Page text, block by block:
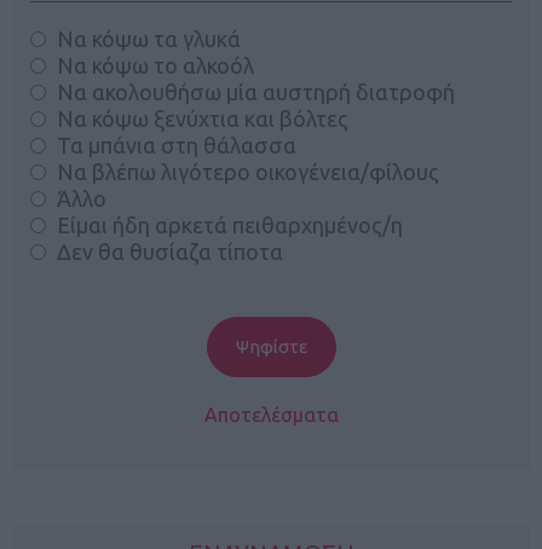
Να κόψω τα γλυκά
Να κόψω το αλκοόλ
Να ακολουθήσω μία αυστηρή διατροφή
Να κόψω ξενύχτια και βόλτες
Τα μπάνια στη θάλασσα
Να βλέπω λιγότερο οικογένεια/φίλους
Άλλο
Είμαι ήδη αρκετά πειθαρχημένος/η
Δεν θα θυσίαζα τίποτα
Αποτελέσματα